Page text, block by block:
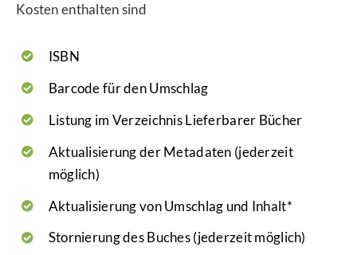
Kosten enthalten sind
ISBN
Barcode für den Umschlag
Listung im Verzeichnis Lieferbarer Bücher
Aktualisierung der Metadaten (jederzeit
möglich)
Aktualisierung von Umschlag und Inhalt*
Stornierung des Buches (jederzeit möglich)